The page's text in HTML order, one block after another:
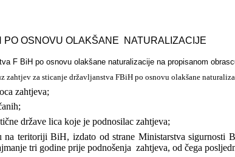
OSNOVU OLAKŠANE NATURALIZACIJE
F BiH po osnovu olakšane naturalizacije na propisanom
zahtjev za sticanje državljanstva FBiH po osnovu olakšane
zahtjeva;
države lica koje je podnosilac zahtjeva;
na teritoriji BiH, izdato od strane Ministarstva
tri godine prije podnošenja zahtjeva, od čega